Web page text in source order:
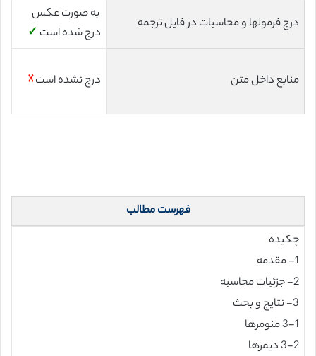
درج فرمولها و محاسبات در فایل ترجمه
به صورت عکس
درج شده است ✓
منابع داخل متن درج نشده است☓
فهرست مطالب
چکیده
1- مقدمه
2- جزئیات محاسبه
3- نتایج و بحث
3-1 منومرها
3-2 دیمرها